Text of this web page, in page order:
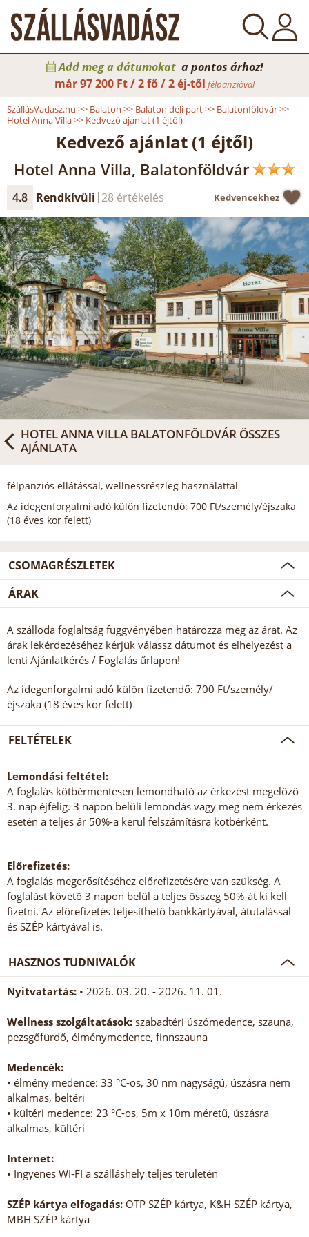
Add meg a dátumokat a pontos árhoz!
már97 200 Ft / 2 fő / 2 éj-től félpanzióval
SzállásVadász.hu >> Balaton >> Balaton déli part>> Balatonföldvár>>
Hotel Anna Villa>> Kedvező ajánlat (1 éjtől)
Kedvező ajánlat (1 éjtől)
Hotel Anna Villa, Balatonföldvár
4.8 Rendkívüli 28 értékelés Kedvencekhez
HOTEL ANNA VILLA BALATONFÖLDVÁR ÖSSZES
AJÁNLATA
félpanziós ellátással, wellnessrészleg használattal
Az idegenforgalmi adó külön fizetendő: 700 Ft/személy/éjszaka
(18 éves kor felett)
CSOMAGRÉSZLETEK
ÁRAK
A szálloda foglaltság függvényében határozza meg az árat. Az
árak lekérdezéséhez kérjük válassz dátumot és elhelyezést a
lenti Ajánlatkérés / Foglalás űrlapon!
Az idegenforgalmi adó külön fizetendő: 700 Ft/személy/
éjszaka (18 éves kor felett)
FELTÉTELEK
Lemondási feltétel:
A foglalás kötbérmentesen lemondható az érkezést megelőző
3. nap éjfélig. 3 napon belüli lemondás vagy meg nem érkezés
esetén a teljes ár 50%-a kerül felszámításra kötbérként.
Előrefizetés:
A foglalás megerősítéséhez előrefizetésére van szükség. A
foglalást követő 3 napon belül a teljes összeg 50%-át ki kell
fizetni. Az előrefizetés teljesíthető bankkártyával, átutalással
és SZÉP kártyával is.
HASZNOS TUDNIVALÓK
Nyitvatartás: • 2026. 03. 20. - 2026. 11. 01.
Wellness szolgáltatások: szabadtéri úszómedence, szauna,
pezsgőfürdő, élménymedence, finnszauna
Medencék:
• élmény medence: 33 °C-os, 30 nm nagyságú, úszásra nem
alkalmas, beltéri
• kültéri medence: 23 °C-os, 5m x 10m méretű, úszásra
alkalmas, kültéri
Internet:
• Ingyenes WI-FI a szálláshely teljes területén
SZÉP kártya elfogadás: OTP SZÉP kártya, K&H SZÉP kártya,
MBH SZÉP kártya